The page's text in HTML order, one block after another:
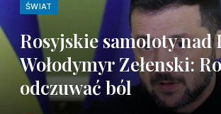
ŚWIAT
Rosyjskie samoloty nad
Wołodymyr Zełenski:
odczuwać ból